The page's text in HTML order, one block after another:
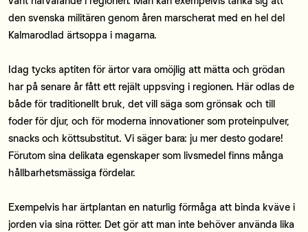
den svenska militären genom åren marscherat med en hel del
Kalmarodlad ärtsoppa i magarna.
Idag tycks aptiten för ärtor vara omöjlig att mätta och grödan
har på senare år fått ett rejält uppsving i regionen. Här odlas de
både för traditionellt bruk, det vill säga som grönsak och till
foder för djur, och för moderna innovationer som proteinpulver,
snacks och köttsubstitut. Vi säger bara: ju mer desto godare!
Förutom sina delikata egenskaper som livsmedel finns många
hållbarhetsmässiga fördelar.
Exempelvis har ärtplantan en naturlig förmåga att binda kväve i
jorden via sina rötter. Det gör att man inte behöver använda lika